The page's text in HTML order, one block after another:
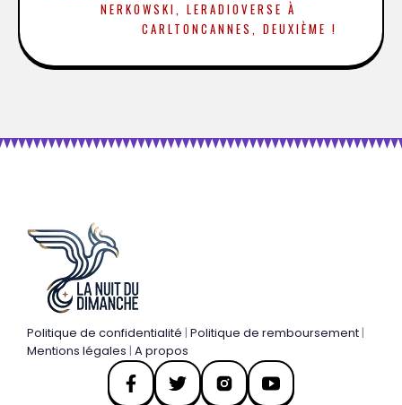
NERKOWSKI, LE
CARLTON
RADIOVERSE À
CANNES, DEUXIÈME !
Politique de confidentialité | Politique de remboursement|
Mentions légales | A propos